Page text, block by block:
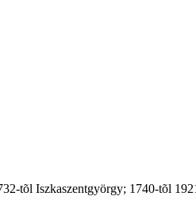
tõl Iszkaszentgyörgy; 1740-tõl